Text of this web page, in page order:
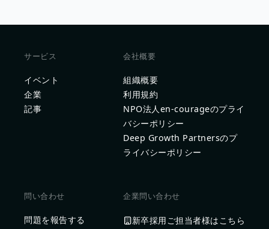
サービス
イベント
企業
記事
会社概要
組織概要
利用規約
NPO法人en-courageのプライ
バシーポリシー
Deep Growth Partnersのプ
ライバシーポリシー
問い合わせ
問題を報告する
企業問い合わせ
新卒採用ご担当者様はこちら